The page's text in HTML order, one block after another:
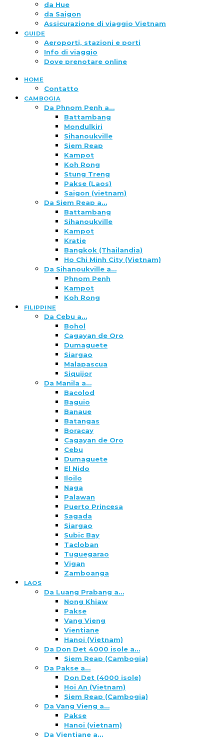
da Hue
da Saigon
Assicurazione di viaggio Vietnam
GUIDE
Aeroporti, stazioni e porti
Info di viaggio
Dove prenotare online
HOME
Contatto
CAMBOGIA
Da Phnom Penh a…
Battambang
Mondulkiri
Sihanoukville
Siem Reap
Kampot
Koh Rong
Stung Treng
Pakse (Laos)
Saigon (vietnam)
Da Siem Reap a…
Battambang
Sihanoukville
Kampot
Kratie
Bangkok (Thailandia)
Ho Chi Minh City (Vietnam)
Da Sihanoukville a…
Phnom Penh
Kampot
Koh Rong
FILIPPINE
Da Cebu a…
Bohol
Cagayan de Oro
Dumaguete
Siargao
Malapascua
Siquijor
Da Manila a…
Bacolod
Baguio
Banaue
Batangas
Boracay
Cagayan de Oro
Cebu
Dumaguete
El Nido
Iloilo
Naga
Palawan
Puerto Princesa
Sagada
Siargao
Subic Bay
Tacloban
Tuguegarao
Vigan
Zamboanga
LAOS
Da Luang Prabang a…
Nong Khiaw
Pakse
Vang Vieng
Vientiane
Hanoi (Vietnam)
Da Don Det 4000 isole a…
Siem Reap (Cambogia)
Da Pakse a…
Don Det (4000 isole)
Hoi An (Vietnam)
Siem Reap (Cambogia)
Da Vang Vieng a…
Pakse
Hanoi (vietnam)
Da Vientiane a…